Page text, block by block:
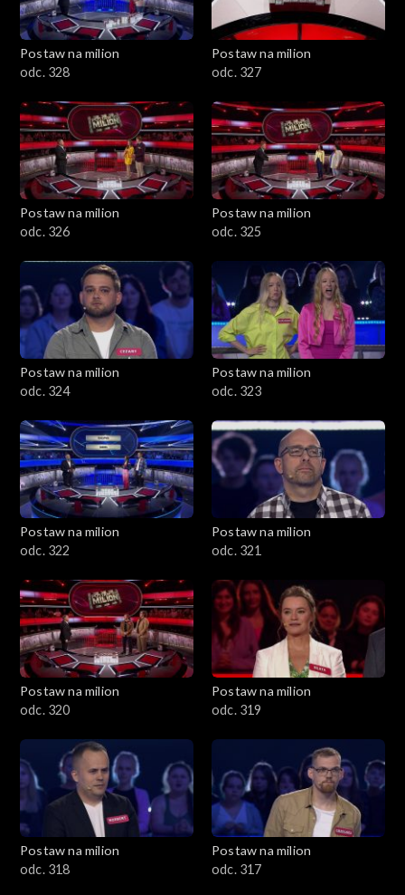
Postaw na milion
odc. 328
Postaw na milion
odc. 327
Postaw na milion
odc. 326
Postaw na milion
odc. 325
Postaw na milion
odc. 324
Postaw na milion
odc. 323
Postaw na milion
odc. 322
Postaw na milion
odc. 321
Postaw na milion
odc. 320
Postaw na milion
odc. 319
Postaw na milion
odc. 318
Postaw na milion
odc. 317